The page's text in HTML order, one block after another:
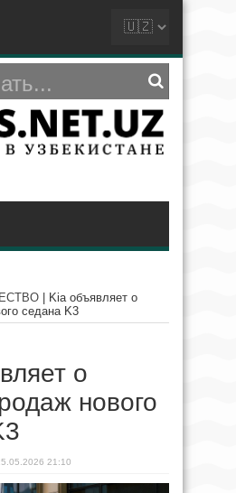
Kia объявляет о
седана K3
о
нового
21:10